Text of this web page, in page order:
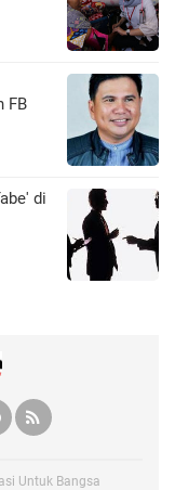
FB
di
Untuk Bangsa